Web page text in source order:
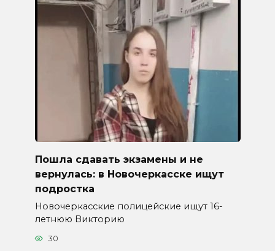
Пошла сдавать экзамены и не
вернулась: в Новочеркасске ищут
подростка
Новочеркасские полицейские ищут 16-
летнюю Викторию
30